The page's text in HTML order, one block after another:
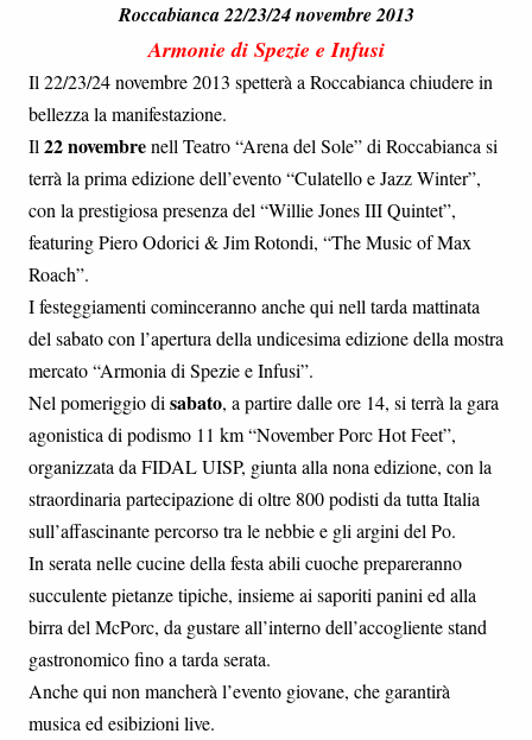
Roccabianca 22/23/24 novembre 2013
Armonie di Spezie e Infusi
Il 22/23/24 novembre 2013 spetterà a Roccabianca chiudere in
bellezza la manifestazione.
Il 22 novembrenell Teatro “Arena del Sole” di Roccabianca si
terrà la prima edizione dell’evento “Culatello e Jazz Winter”,
con la prestigiosa presenza del “Willie Jones III Quintet”,
featuring Piero Odorici & Jim Rotondi, “The Music of Max
Roach”.
I festeggiamenti cominceranno anche qui nell tarda mattinata
del sabato con l’apertura della undicesima edizione della mostra
mercato “Armonia di Spezie e Infusi”.
Nel pomeriggio di sabato, a partire dalle ore 14, si terrà la gara
agonistica di podismo 11 km “November Porc Hot Feet”,
organizzata da FIDAL UISP, giunta alla nona edizione, con la
straordinaria partecipazione di oltre 800 podisti da tutta Italia
sull’affascinante percorso tra le nebbie e gli argini del Po.
In serata nelle cucine della festa abili cuoche prepareranno
succulente pietanze tipiche, insieme ai saporiti panini ed alla
birra del McPorc, da gustare all’interno dell’accogliente stand
gastronomico fino a tarda serata.
Anche qui non mancherà l’evento giovane, che garantirà
musica ed esibizioni live.